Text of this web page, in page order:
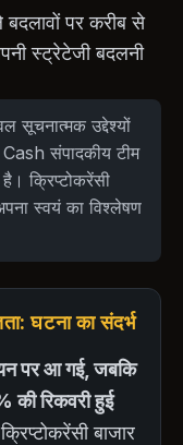
बदलावों पर करीब से
स्ट्रेटेजी बदलनी
सूचनात्मक उद्देश्यों
संपादकीय टीम
है। क्रिप्टोकरेंसी
स्वयं का विश्लेषण
घटना का संदर्भ
पर आ गई, जबकि
रिकवरी हुई
बाजार